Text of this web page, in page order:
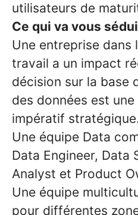
utilisateurs de
Ce qui va vous
Une entreprise dans
travail a un impact
décision sur la base
des données est
impératif stratégique.
Une équipe Data
Data Engineer, Data
Analyst et Product
Une équipe
pour différentes